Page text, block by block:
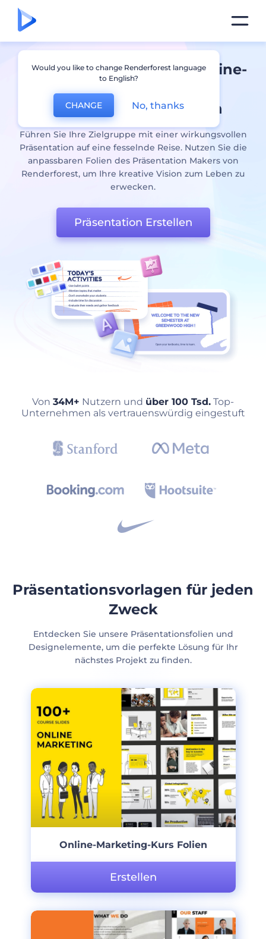
Präsentation erstellen: Online-
Tool zur Gestaltung
Beeindruckender Folien
Führen Sie Ihre Zielgruppe mit einer wirkungsvollen
Präsentation auf eine fesselnde Reise. Nutzen Sie die
anpassbaren Folien des Präsentation Makers von
Renderforest, um Ihre kreative Vision zum Leben zu
erwecken.
Präsentation Erstellen
Von 34M+ Nutzern und über 100 Tsd. Top-
Unternehmen als vertrauenswürdig eingestuft
Präsentationsvorlagen für jeden
Zweck
Entdecken Sie unsere Präsentationsfolien und
Designelemente, um die perfekte Lösung für Ihr
nächstes Projekt zu finden.
Online-Marketing-Kurs Folien
Erstellen
Would you like to change Renderforest language
to English?
CHANGE No, thanks